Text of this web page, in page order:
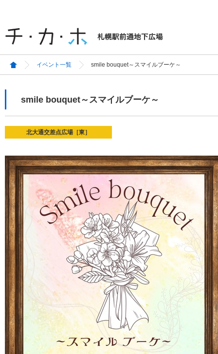
イベント一覧 smile bouquet～スマイルブーケ～
smile bouquet～スマイルブーケ～
北大通交差点広場［東］